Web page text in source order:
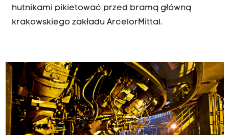
hutnikami pikietować przed bramą główną
krakowskiego zakładu ArcelorMittal.